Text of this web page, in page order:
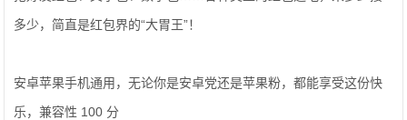
多少，简直是红包界的“大胃王”！
安卓苹果手机通用，无论你是安卓党还是苹果粉，都能享受这份快
乐，兼容性 100 分